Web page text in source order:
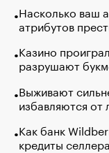
Насколько ваш
атрибутов
Казино
разрушают
Выживают
избавляются от
Как банк
кредиты